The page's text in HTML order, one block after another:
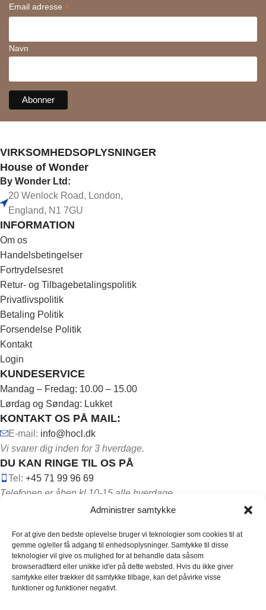
Administrer samtykke
For at give den bedste oplevelse bruger vi teknologier som cookies til at
gemme og/eller få adgang til enhedsoplysninger. Samtykke til disse
teknologier vil give os mulighed for at behandle data såsom
browseradfærd eller unikke id'er på dette websted. Hvis du ikke giver
samtykke eller trækker dit samtykke tilbage, kan det påvirke visse
funktioner og funktioner negativt.
Email adresse *
Navn
VIRKSOMHEDSOPLYSNINGER
House of Wonder
By Wonder Ltd:
20 Wenlock Road, London,
England, N1 7GU
INFORMATION
Om os
Handelsbetingelser
Fortrydelsesret
Retur- og Tilbagebetalingspolitik
Privatlivspolitik
Betaling Politik
Forsendelse Politik
Kontakt
Login
KUNDESERVICE
Mandag – Fredag: 10.00 – 15.00
Lørdag og Søndag: Lukket
KONTAKT OS PÅ MAIL:
E-mail: info@hocl.dk
Vi svarer dig inden for 3 hverdage.
DU KAN RINGE TIL OS PÅ
Tel: +45 71 99 96 69
Telefonen er åben kl.10-15 alle hverdage.
FØLG OS PÅ DE SOCIALE MEDIER: